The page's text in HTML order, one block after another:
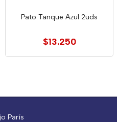
Pato Tanque Azul 2uds
$13.250
París